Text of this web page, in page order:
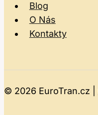
Blog
O Nás
Kontakty
© 2026 EuroTran.cz |